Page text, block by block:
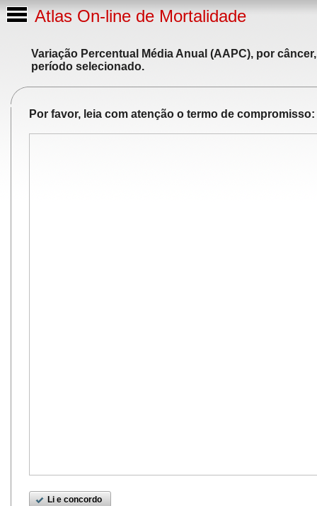
Atlas On-line de Mortalidade
Variação Percentual Média Anual (AAPC), por
período selecionado.
Por favor, leia com atenção o termo de compromisso:
Li e concordo